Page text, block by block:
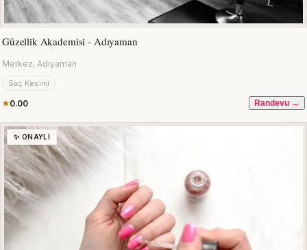
Güzellik Akademisi - Adıyaman
Merkez, Adıyaman
Saç Kesimi
0.00 Randevu →
✨ ONAYLI